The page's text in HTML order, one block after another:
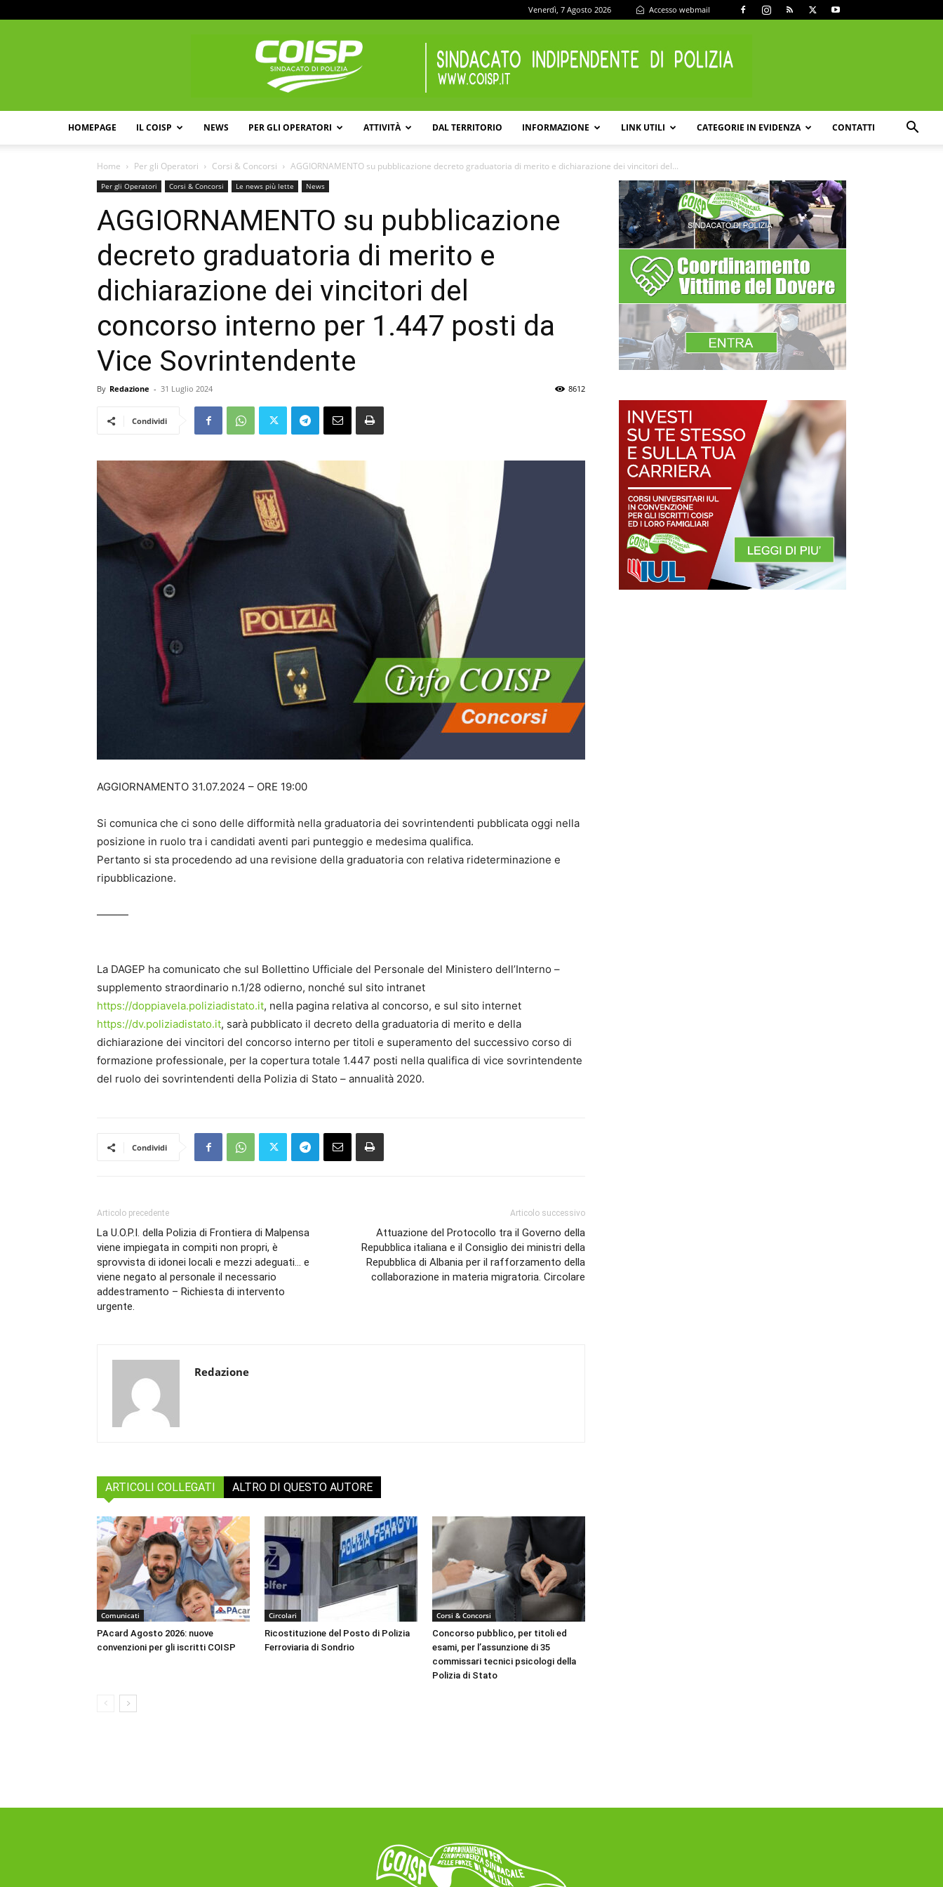
Venerdì, 7 Agosto 2026 Accesso webmail
HOMEPAGE IL COISP NEWS PER GLI OPERATORI ATTIVITÀ DAL TERRITORIO INFORMAZIONE LINK UTILI CATEGORIE IN EVIDENZA CONTATTI
Home Per gli Operatori Corsi & Concorsi AGGIORNAMENTO su pubblicazione decreto graduatoria di merito e dichiarazione dei vincitori del...
Per gli Operatori Corsi & Concorsi Le news più lette News
AGGIORNAMENTO su pubblicazione
decreto graduatoria di merito e
dichiarazione dei vincitori del
concorso interno per 1.447 posti da
Vice Sovrintendente
By Redazione - 31 Luglio 2024 8612
Condividi
AGGIORNAMENTO 31.07.2024 – ORE 19:00
Si comunica che ci sono delle difformità nella graduatoria dei sovrintendenti pubblicata oggi nella
posizione in ruolo tra i candidati aventi pari punteggio e medesima qualifica.
Pertanto si sta procedendo ad una revisione della graduatoria con relativa rideterminazione e
ripubblicazione.
———
La DAGEP ha comunicato che sul Bollettino Ufficiale del Personale del Ministero dell’Interno –
supplemento straordinario n.1/28 odierno, nonché sul sito intranet
https://doppiavela.poliziadistato.it, nella pagina relativa al concorso, e sul sito internet
https://dv.poliziadistato.it, sarà pubblicato il decreto della graduatoria di merito e della
dichiarazione dei vincitori del concorso interno per titoli e superamento del successivo corso di
formazione professionale, per la copertura totale 1.447 posti nella qualifica di vice sovrintendente
del ruolo dei sovrintendenti della Polizia di Stato – annualità 2020.
Condividi
Articolo precedente
La U.O.P.I. della Polizia di Frontiera di Malpensa
viene impiegata in compiti non propri, è
sprovvista di idonei locali e mezzi adeguati… e
viene negato al personale il necessario
addestramento – Richiesta di intervento
urgente.
Articolo successivo
Attuazione del Protocollo tra il Governo della
Repubblica italiana e il Consiglio dei ministri della
Repubblica di Albania per il rafforzamento della
collaborazione in materia migratoria. Circolare
Redazione
ARTICOLI COLLEGATI ALTRO DI QUESTO AUTORE
Comunicati
PAcard Agosto 2026: nuove
convenzioni per gli iscritti COISP
Circolari
Ricostituzione del Posto di Polizia
Ferroviaria di Sondrio
Corsi & Concorsi
Concorso pubblico, per titoli ed
esami, per l’assunzione di 35
commissari tecnici psicologi della
Polizia di Stato